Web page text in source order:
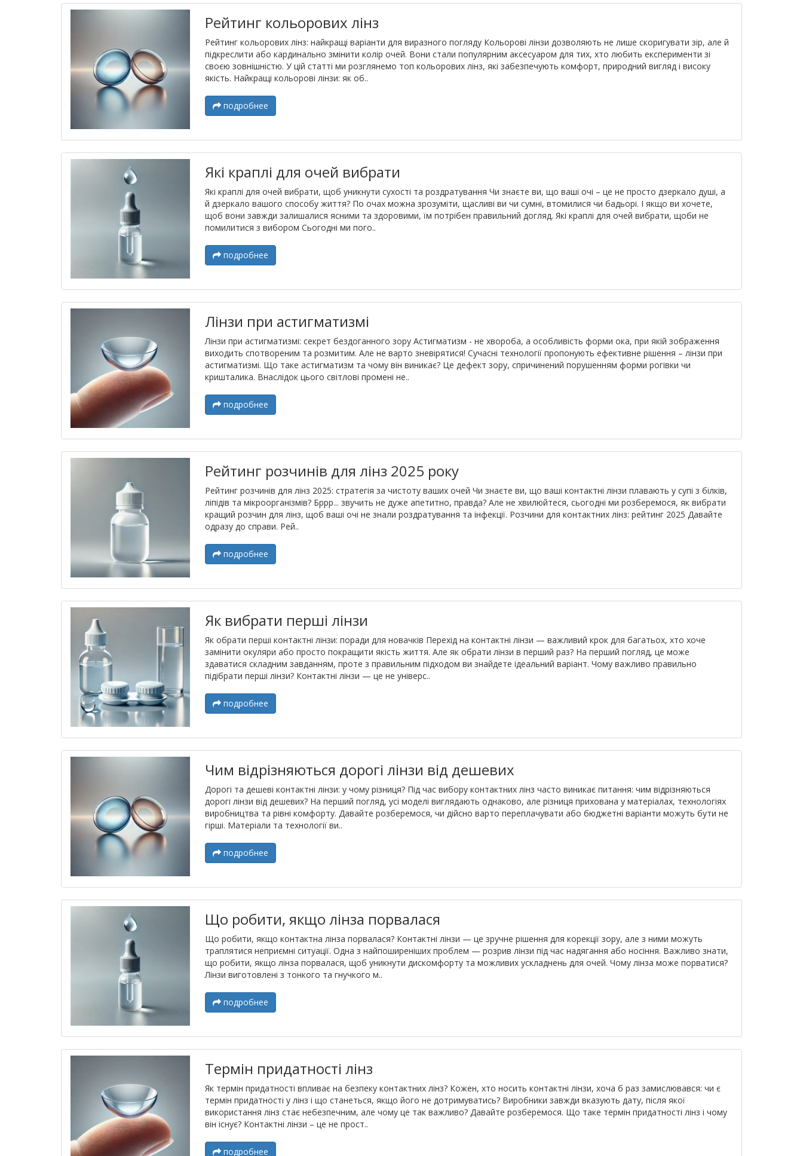
Рейтинг кольорових лінз
Рейтинг кольорових лінз: найкращі варіанти для виразного погляду Кольорові лінзи дозволяють не лише скоригувати зір, але й
підкреслити або кардинально змінити колір очей. Вони стали популярним аксесуаром для тих, хто любить експерименти зі
своєю зовнішністю. У цій статті ми розглянемо топ кольорових лінз, які забезпечують комфорт, природний вигляд і високу
якість. Найкращі кольорові лінзи: як об..
подробнее
Які краплі для очей вибрати
Які краплі для очей вибрати, щоб уникнути сухості та роздратування Чи знаєте ви, що ваші очі – це не просто дзеркало душі, а
й дзеркало вашого способу життя? По очах можна зрозуміти, щасливі ви чи сумні, втомилися чи бадьорі. І якщо ви хочете,
щоб вони завжди залишалися ясними та здоровими, їм потрібен правильний догляд. Які краплі для очей вибрати, щоби не
помилитися з вибором Сьогодні ми пого..
подробнее
Лінзи при астигматизмі
Лінзи при астигматизмі: секрет бездоганного зору Астигматизм - не хвороба, а особливість форми ока, при якій зображення
виходить спотвореним та розмитим. Але не варто зневірятися! Сучасні технології пропонують ефективне рішення – лінзи при
астигматизмі. Що таке астигматизм та чому він виникає? Це дефект зору, спричинений порушенням форми рогівки чи
кришталика. Внаслідок цього світлові промені не..
подробнее
Рейтинг розчинів для лінз 2025 року
Рейтинг розчинів для лінз 2025: стратегія за чистоту ваших очей Чи знаєте ви, що ваші контактні лінзи плавають у супі з білків,
ліпідів та мікроорганізмів? Бррр... звучить не дуже апетитно, правда? Але не хвилюйтеся, сьогодні ми розберемося, як вибрати
кращий розчин для лінз, щоб ваші очі не знали роздратування та інфекції. Розчини для контактних лінз: рейтинг 2025 Давайте
одразу до справи. Рей..
подробнее
Як вибрати перші лінзи
Як обрати перші контактні лінзи: поради для новачків Перехід на контактні лінзи — важливий крок для багатьох, хто хоче
замінити окуляри або просто покращити якість життя. Але як обрати лінзи в перший раз? На перший погляд, це може
здаватися складним завданням, проте з правильним підходом ви знайдете ідеальний варіант. Чому важливо правильно
підібрати перші лінзи? Контактні лінзи — це не універс..
подробнее
Чим відрізняються дорогі лінзи від дешевих
Дорогі та дешеві контактні лінзи: у чому різниця? Під час вибору контактних лінз часто виникає питання: чим відрізняються
дорогі лінзи від дешевих? На перший погляд, усі моделі виглядають однаково, але різниця прихована у матеріалах, технологіях
виробництва та рівні комфорту. Давайте розберемося, чи дійсно варто переплачувати або бюджетні варіанти можуть бути не
гірші. Матеріали та технології ви..
подробнее
Що робити, якщо лінза порвалася
Що робити, якщо контактна лінза порвалася? Контактні лінзи — це зручне рішення для корекції зору, але з ними можуть
траплятися неприємні ситуації. Одна з найпоширеніших проблем — розрив лінзи під час надягання або носіння. Важливо знати,
що робити, якщо лінза порвалася, щоб уникнути дискомфорту та можливих ускладнень для очей. Чому лінза може порватися?
Лінзи виготовлені з тонкого та гнучкого м..
подробнее
Термін придатності лінз
Як термін придатності впливає на безпеку контактних лінз? Кожен, хто носить контактні лінзи, хоча б раз замислювався: чи є
термін придатності у лінз і що станеться, якщо його не дотримуватись? Виробники завжди вказують дату, після якої
використання лінз стає небезпечним, але чому це так важливо? Давайте розберемося. Що таке термін придатності лінз і чому
він існує? Контактні лінзи – це не прост..
подробнее